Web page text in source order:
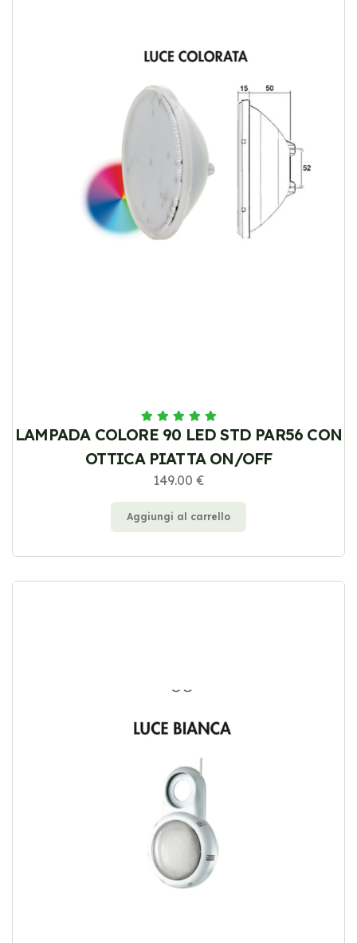
LAMPADA COLORE 90 LED STD PAR56 CON
OTTICA PIATTA ON/OFF
149.00 €
Aggiungi al carrello